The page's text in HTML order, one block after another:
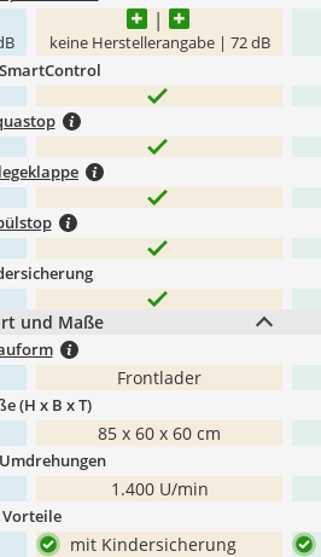
keine Herstellerangabe | 72 dB
und Maße
Frontlader
(H x B x T)
85 x 60 x 60 cm
1.400 U/min
Vorteile
mit Kindersicherung